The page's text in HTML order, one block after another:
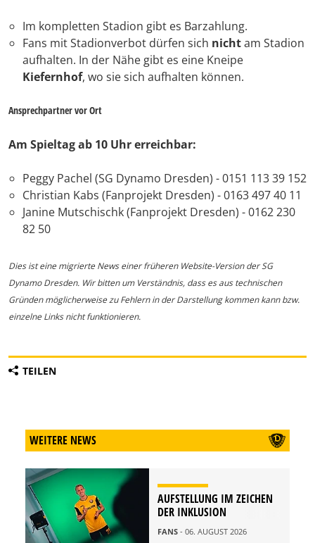
Im kompletten Stadion gibt es Barzahlung.
Fans mit Stadionverbot dürfen sich nichtam Stadion
aufhalten. In der Nähe gibt es eine Kneipe
Kiefernhof, wo sie sich aufhalten können.
Ansprechpartner vor Ort
Am Spieltag ab 10 Uhr erreichbar:
Peggy Pachel (SG Dynamo Dresden) - 0151 113 39 152
Christian Kabs (Fanprojekt Dresden) - 0163 497 40 11
Janine Mutschischk (Fanprojekt Dresden) - 0162 230
82 50
Dies ist eine migrierte News einer früheren Website-Version der SG
Dynamo Dresden. Wir bitten um Verständnis, dass es aus technischen
Gründen möglicherweise zu Fehlern in der Darstellung kommen kann bzw.
einzelne Links nicht funktionieren.
TEILEN
WEITERE NEWS
AUFSTELLUNG IM ZEICHEN
DER INKLUSION
FANS - 06. AUGUST 2026